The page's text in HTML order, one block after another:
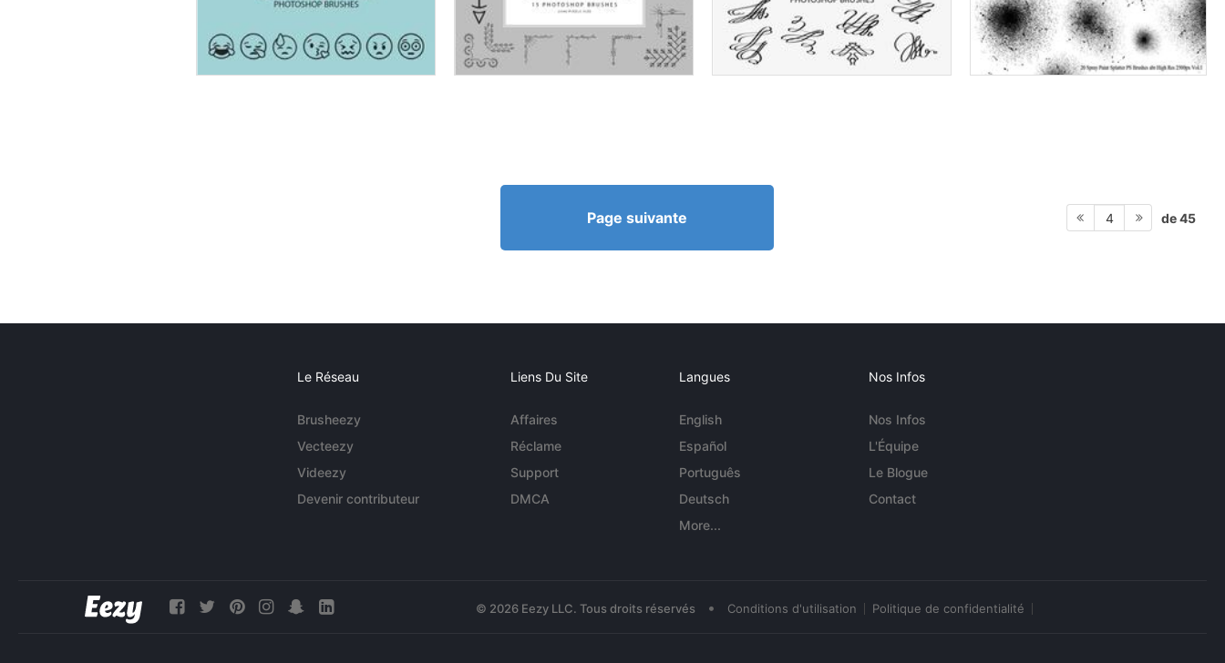
Page suivante 4 de 45
Le Réseau
Brusheezy
Vecteezy
Videezy
Devenir contributeur
Liens Du Site
Affaires
Réclame
Support
DMCA
Langues
English
Español
Português
Deutsch
More...
Nos Infos
Nos Infos
L'Équipe
Le Blogue
Contact
© 2026 Eezy LLC. Tous droits réservés • Conditions d'utilisation Politique de confidentialité